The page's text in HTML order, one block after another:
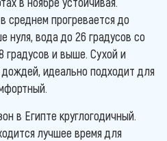
среднем прогревается до
нуля, вода до 26 градусов со
градусов и выше. Сухой и
идеально подходит для
в Египте круглогодичный.
лучшее время для